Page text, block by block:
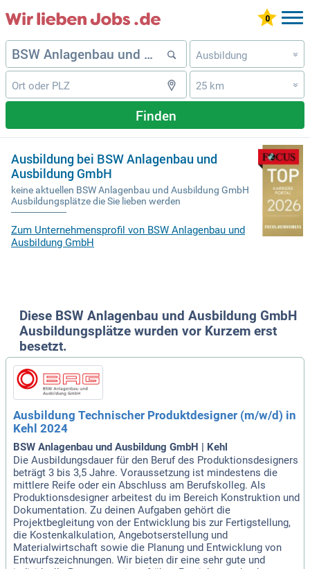
Ausbildung »
25 km »
Finden
Ausbildung bei BSW Anlagenbau und
Ausbildung GmbH
keine aktuellen BSW Anlagenbau und Ausbildung GmbH
Ausbildungsplätze die Sie lieben werden
Zum Unternehmensprofil von BSW Anlagenbau und
Ausbildung GmbH
Diese BSW Anlagenbau und Ausbildung GmbH
Ausbildungsplätze wurden vor Kurzem erst
besetzt.
Ausbildung Technischer Produktdesigner (m/w/d) in
Kehl 2024
BSW Anlagenbau und Ausbildung GmbH | Kehl
Die Ausbildungsdauer für den Beruf des Produktionsdesigners
beträgt 3 bis 3,5 Jahre. Voraussetzung ist mindestens die
mittlere Reife oder ein Abschluss am Berufskolleg. Als
Produktionsdesigner arbeitest du im Bereich Konstruktion und
Dokumentation. Zu deinen Aufgaben gehört die
Projektbegleitung von der Entwicklung bis zur Fertigstellung,
die Kostenkalkulation, Angebotserstellung und
Materialwirtschaft sowie die Planung und Entwicklung von
Entwurfszeichnungen. Wir bieten dir eine sehr gute und